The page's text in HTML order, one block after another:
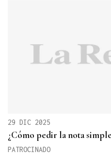
29 DIC 2025
¿Cómo pedir la nota
PATROCINADO